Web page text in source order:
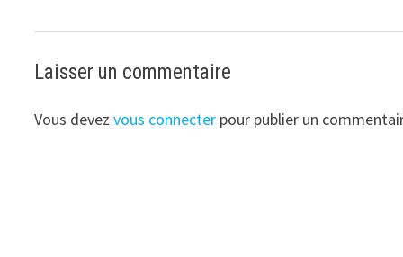
Laisser un commentaire
Vous devezvous connecter pour publier un